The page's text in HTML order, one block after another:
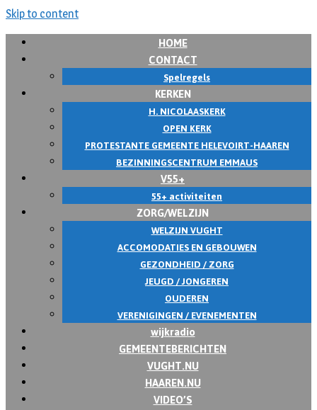
Skip to content
HOME
CONTACT
Spelregels
KERKEN
H. NICOLAASKERK
OPEN KERK
PROTESTANTE GEMEENTE HELEVOIRT-HAAREN
BEZINNINGSCENTRUM EMMAUS
V55+
55+ activiteiten
ZORG/WELZIJN
WELZIJN VUGHT
ACCOMODATIES EN GEBOUWEN
GEZONDHEID / ZORG
JEUGD / JONGEREN
OUDEREN
VERENIGINGEN / EVENEMENTEN
wijkradio
GEMEENTEBERICHTEN
VUGHT.NU
HAAREN.NU
VIDEO’S